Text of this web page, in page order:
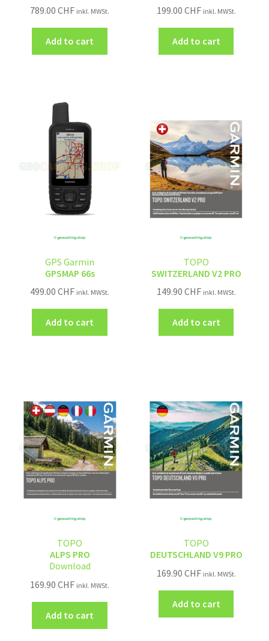
789.00CHF inkl. MWSt.
Add to cart
199.00 CHF inkl. MWSt.
Add to cart
GPS Garmin
GPSMAP 66s
499.00CHF inkl. MWSt.
Add to cart
TOPO
SWITZERLAND V2 PRO
149.90 CHF inkl. MWSt.
Add to cart
TOPO
ALPS PRO
Download
169.90CHF inkl. MWSt.
Add to cart
TOPO
DEUTSCHLAND V9 PRO
169.90 CHF inkl. MWSt.
Add to cart